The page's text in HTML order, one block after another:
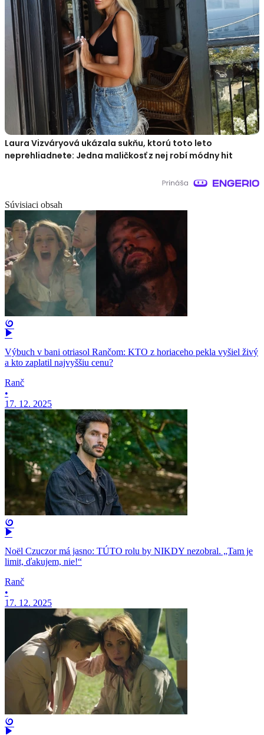
Laura Vizváryová ukázala sukňu, ktorú toto leto
neprehliadnete: Jedna maličkosť z nej robí módny hit
Súvisiaci obsah
Výbuch v bani otriasol Rančom: KTO z horiaceho pekla vyšiel živý
a kto zaplatil najvyššiu cenu?
Ranč
•
17. 12. 2025
Noël Czuczor má jasno: TÚTO rolu by NIKDY nezobral. „Tam je
limit, ďakujem, nie!“
Ranč
•
17. 12. 2025